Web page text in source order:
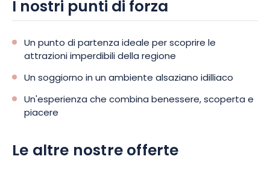
I nostri punti di forza
Un punto di partenza ideale per scoprire le
attrazioni imperdibili della regione
Un soggiorno in un ambiente alsaziano idilliaco
Un'esperienza che combina benessere, scoperta e
piacere
Le altre nostre offerte